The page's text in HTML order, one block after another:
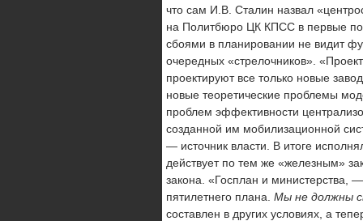
что сам И.В. Сталин назвал
на Политбюро ЦК КПСС в первые
сбоями в планировании не видит
очередных «стрелочников».
проектируют все только новые
новые теоре­тические проблемы
проблем эффективности
созданной им мобилизационной
— источник власти. В итоге
действует по тем же «железным»
закона. «Госплан и министерства,
пятилетнего плана. Мы не должны
составлен в других условиях, а